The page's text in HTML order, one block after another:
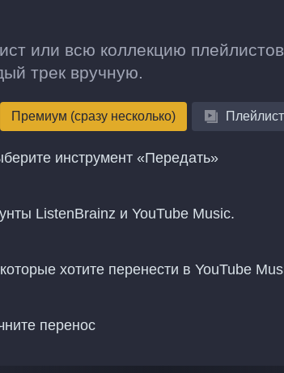
или всю коллекцию
трек вручную.
Премиум (сразу несколько)
инструмент «Передать»
ListenBrainz и YouTube Music.
хотите перенести в YouTube
перенос